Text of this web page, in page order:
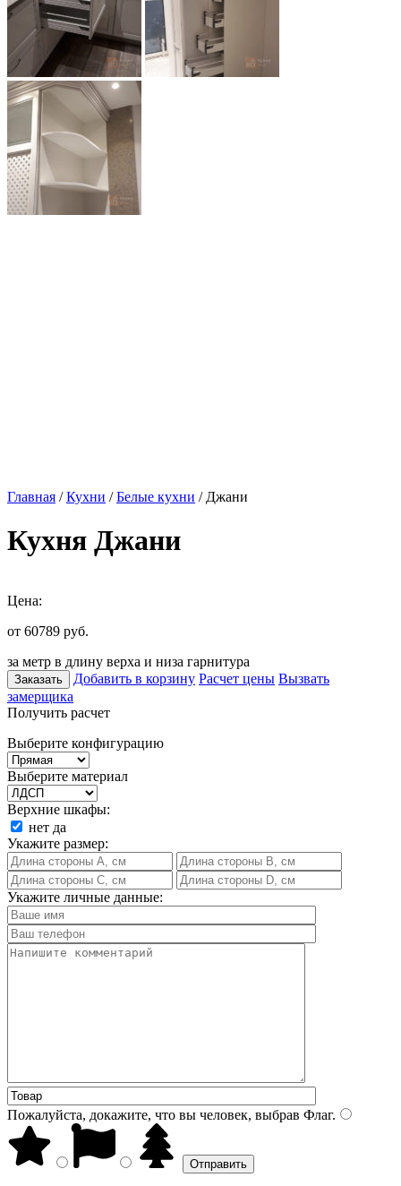
Главная /Кухни /Белые кухни / Джани
Кухня Джани
Цена:
от 60789 руб.
за метр в длину верха и низа гарнитура
Заказать Добавить в корзину Расчет цены Вызвать
замерщика
Получить расчет
Выберите конфигурацию
Выберите материал
Верхние шкафы:
нет да
Укажите размер:
Укажите личные данные:
Пожалуйста, докажите, что вы человек, выбрав Флаг.